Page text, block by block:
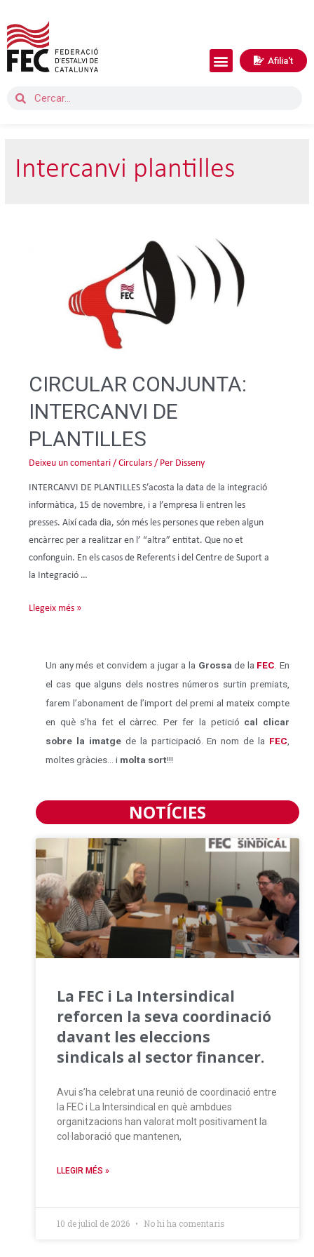
Afilia't
Intercanvi plantilles
CIRCULAR CONJUNTA:
INTERCANVI DE
PLANTILLES
Deixeu un comentari /Circulars / Per Disseny
INTERCANVI DE PLANTILLES S’acosta la data de la integració
informàtica, 15 de novembre, i a l’empresa li entren les
presses. Així cada dia, són més les persones que reben algun
encàrrec per a realitzar en l’ “altra” entitat. Que no et
confonguin. En els casos de Referents i del Centre de Suport a
la Integració …
Llegeix més »
Un any més et convidem a jugar a la Grossa de la FEC. En
el cas que alguns dels nostres números surtin premiats,
farem l’abonament de l’import del premi al mateix compte
en què s’ha fet el càrrec. Per fer la petició cal clicar
sobre la imatgede la participació. En nom de la FEC,
moltes gràcies… i molta sort!!!
NOTÍCIES
La FEC i La Intersindical
reforcen la seva coordinació
davant les eleccions
sindicals al sector financer.
Avui s’ha celebrat una reunió de coordinació entre
la FEC i La Intersindical en què ambdues
organitzacions han valorat molt positivament la
col·laboració que mantenen,
LLEGIR MÉS »
10 de juliol de 2026 No hi ha comentaris